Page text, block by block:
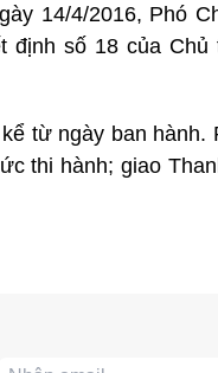
14/4/2016, Phó
định số 18 của Chủ
từ ngày ban hành.
thi hành; giao